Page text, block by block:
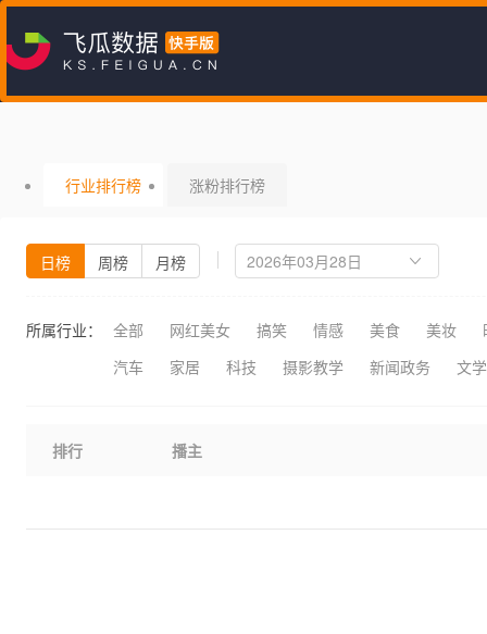
行业排行榜 涨粉排行榜
日榜 周榜 月榜
所属行业： 全部 网红美女 搞笑 情感 美食 美妆
汽车
家居 科技 摄影教学 新闻政务 文
排行 播主